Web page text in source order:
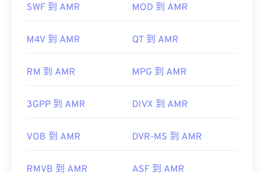
开发者： Matroska
首次发行：
https://en.wikipedia.org/wiki/Matroska
可以打开 AMR 文件。您可以从 SourceForge.net
且主要处理窄带信号，因此不适合用于音乐文件。
首次发行：1999年
Rate_audio_codec
SWF 到 AMR MOD 到 AMR
M4V 到 AMR QT 到 AMR
RM 到 AMR MPG 到 AMR
3GPP 到 AMR DIVX 到 AMR
VOB 到 AMR DVR-MS 到 AMR
RMVB 到 AMR ASF 到 AMR